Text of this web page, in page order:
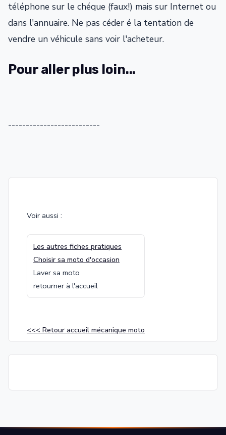
téléphone sur le chéque (faux!) mais sur Internet ou
dans l'annuaire. Ne pas céder é la tentation de
vendre un véhicule sans voir l'acheteur.
Pour aller plus loin...
--------------------------
Voir aussi :
Les autres fiches pratiques
Choisir sa moto d'occasion
Laver sa moto
retourner à l'accueil
<<< Retour accueil mécanique moto